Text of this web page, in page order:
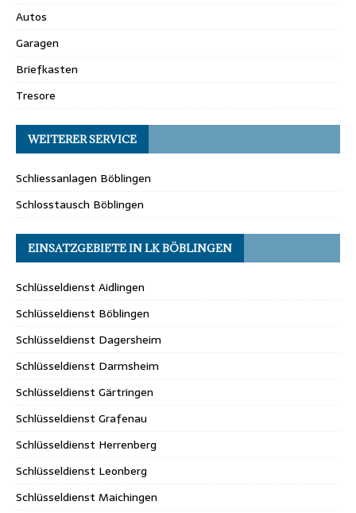
Autos
Garagen
Briefkasten
Tresore
WEITERER SERVICE
Schliessanlagen Böblingen
Schlosstausch Böblingen
EINSATZGEBIETE IN LK BÖBLINGEN
Schlüsseldienst Aidlingen
Schlüsseldienst Böblingen
Schlüsseldienst Dagersheim
Schlüsseldienst Darmsheim
Schlüsseldienst Gärtringen
Schlüsseldienst Grafenau
Schlüsseldienst Herrenberg
Schlüsseldienst Leonberg
Schlüsseldienst Maichingen